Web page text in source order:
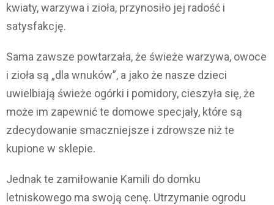
kwiaty, warzywa i zioła, przynosiło jej radość i
satysfakcję.
Sama zawsze powtarzała, że świeże warzywa, owoce
i zioła są „dla wnuków”, a jako że nasze dzieci
uwielbiają świeże ogórki i pomidory, cieszyła się, że
może im zapewnić te domowe specjały, które są
zdecydowanie smaczniejsze i zdrowsze niż te
kupione w sklepie.
Jednak te zamiłowanie Kamili do domku
letniskowego ma swoją cenę. Utrzymanie ogrodu